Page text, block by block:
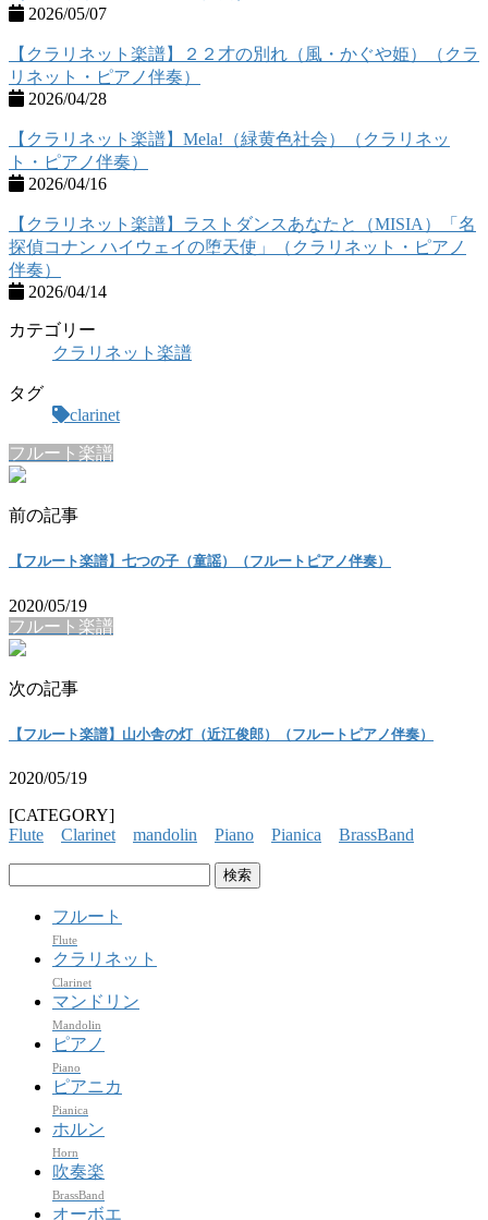
2026/05/07
【クラリネット楽譜】２２才の別れ（風・かぐや姫）（クラ
リネット・ピアノ伴奏）
2026/04/28
【クラリネット楽譜】Mela!（緑黄色社会）（クラリネッ
ト・ピアノ伴奏）
2026/04/16
【クラリネット楽譜】ラストダンスあなたと（MISIA）「名
探偵コナン ハイウェイの堕天使」（クラリネット・ピアノ
伴奏）
2026/04/14
カテゴリー
クラリネット楽譜
タグ
clarinet
フルート楽譜
前の記事
【フルート楽譜】七つの子（童謡）（フルートピアノ伴奏）
2020/05/19
フルート楽譜
次の記事
【フルート楽譜】山小舎の灯（近江俊郎）（フルートピアノ伴奏）
2020/05/19
[CATEGORY]
Flute
Clarinet mandolin Piano Pianica
BrassBand
フルート
Flute
クラリネット
Clarinet
マンドリン
Mandolin
ピアノ
Piano
ピアニカ
Pianica
ホルン
Horn
吹奏楽
BrassBand
オーボエ